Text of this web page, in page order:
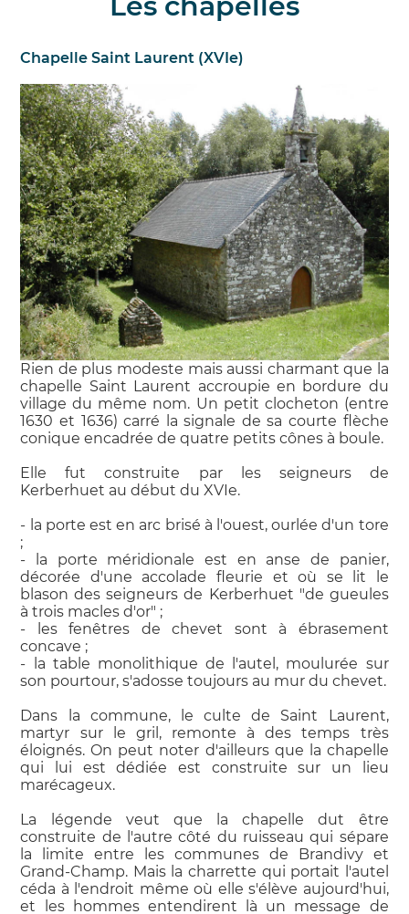
Chapelle Saint Laurent (XVIe)
Rien de plus modeste mais aussi charmant que la
chapelle Saint Laurent accroupie en bordure du
village du même nom. Un petit clocheton (entre
1630 et 1636) carré la signale de sa courte flèche
conique encadrée de quatre petits cônes à boule.
Elle fut construite par les seigneurs de
Kerberhuet au début du XVIe.
- la porte est en arc brisé à l'ouest, ourlée d'un tore
;
- la porte méridionale est en anse de panier,
décorée d'une accolade fleurie et où se lit le
blason des seigneurs de Kerberhuet "de gueules
à trois macles d'or" ;
- les fenêtres de chevet sont à ébrasement
concave ;
- la table monolithique de l'autel, moulurée sur
son pourtour, s'adosse toujours au mur du chevet.
Dans la commune, le culte de Saint Laurent,
martyr sur le gril, remonte à des temps très
éloignés. On peut noter d'ailleurs que la chapelle
qui lui est dédiée est construite sur un lieu
marécageux.
La légende veut que la chapelle dut être
construite de l'autre côté du ruisseau qui sépare
la limite entre les communes de Brandivy et
Grand-Champ. Mais la charrette qui portait l'autel
céda à l'endroit même où elle s'élève aujourd'hui,
et les hommes entendirent là un message de